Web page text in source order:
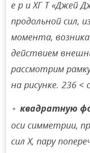
е р и ХГ Т «Джей
продольной сил,
момента,
действием
рассмотрим
на рисунке. 236
квадратную
оси симметрии,
сил X, пару